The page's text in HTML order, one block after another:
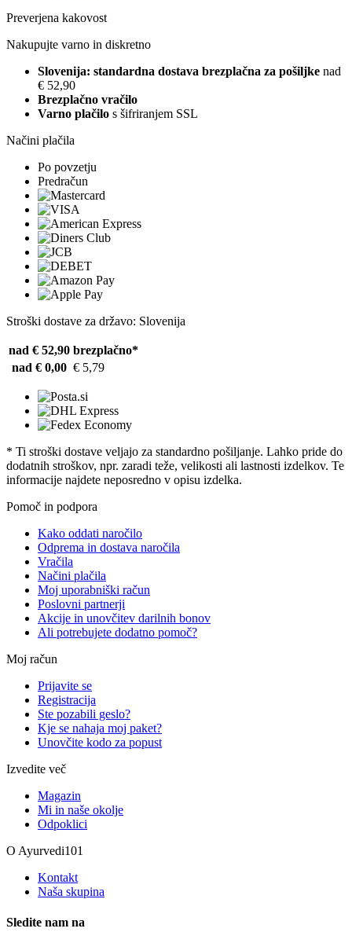
Preverjena kakovost
Nakupujte varno in diskretno
Slovenija: standardna dostava brezplačna za pošiljke nad
€ 52,90
Brezplačno vračilo
Varno plačilo s šifriranjem SSL
Načini plačila
Po povzetju
Predračun
Stroški dostave za državo: Slovenija
nad € 52,90 brezplačno*
nad € 0,00 € 5,79
* Ti stroški dostave veljajo za standardno pošiljanje. Lahko pride do
dodatnih stroškov, npr. zaradi teže, velikosti ali lastnosti izdelkov. Te
informacije najdete neposredno v opisu izdelka.
Pomoč in podpora
Kako oddati naročilo
Odprema in dostava naročila
Vračila
Načini plačila
Moj uporabniški račun
Poslovni partnerji
Akcije in unovčitev darilnih bonov
Ali potrebujete dodatno pomoč?
Moj račun
Prijavite se
Registracija
Ste pozabili geslo?
Kje se nahaja moj paket?
Unovčite kodo za popust
Izvedite več
Magazin
Mi in naše okolje
Odpoklici
O Ayurvedi101
Kontakt
Naša skupina
Sledite nam na